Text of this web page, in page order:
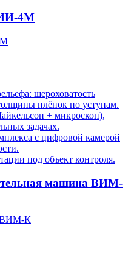
4М
шероховатость
плёнок по уступам.
+ микроскоп),
задачах.
с цифровой камерой
под объект контроля.
машина ВИМ-